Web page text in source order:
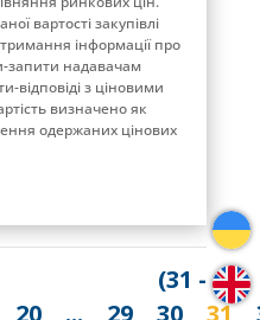
вартості закупівлі
інформації про
запити надавачам
відповіді з ціновими
визначено як
одержаних цінових
(31 -
20 ... 29 30 31